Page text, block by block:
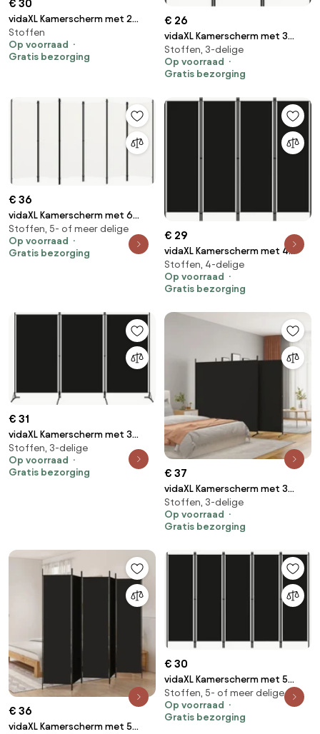
€ 30
vidaXL Kamerscherm met 2
panelen 348x180 cm stof zwart
Stoffen
Op voorraad
Gratis bezorging
€ 26
vidaXL Kamerscherm met 3
panelen 150x180 cm zwart
Stoffen, 3-delige
Op voorraad
Gratis bezorging
€ 36
vidaXL Kamerscherm met 6
panelen 300x180 cm wit
Stoffen, 5- of meer delige
Op voorraad
Gratis bezorging
€ 29
vidaXL Kamerscherm met 4
panelen 200x180 cm zwart
Stoffen, 4-delige
Op voorraad
Gratis bezorging
€ 31
vidaXL Kamerscherm met 3
panelen 260x180 cm zwart
Stoffen, 3-delige
Op voorraad
Gratis bezorging
€ 37
vidaXL Kamerscherm met 3
panelen 525x180 cm stof zwart
Stoffen, 3-delige
Op voorraad
Gratis bezorging
€ 36
vidaXL Kamerscherm met 5
€ 30
vidaXL Kamerscherm met 5
panelen 250x180 cm zwart
Stoffen, 5- of meer delige
Op voorraad
Gratis bezorging